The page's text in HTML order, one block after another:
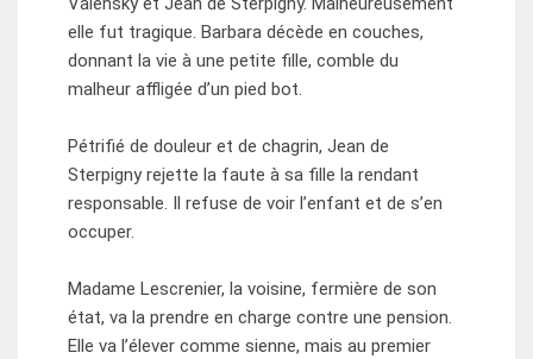
elle fut tragique. Barbara décède en couches,
donnant la vie à une petite fille, comble du
malheur affligée d’un pied bot.
Pétrifié de douleur et de chagrin, Jean de
Sterpigny rejette la faute à sa fille la rendant
responsable. Il refuse de voir l’enfant et de s’en
occuper.
Madame Lescrenier, la voisine, fermière de son
état, va la prendre en charge contre une pension.
Elle va l’élever comme sienne, mais au premier